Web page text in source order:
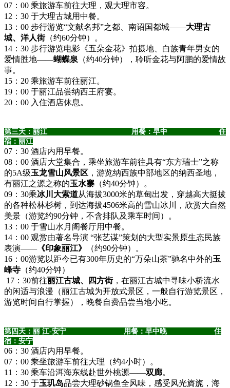
07：00 乘旅游车前往大理，观大理市容。
12：30 于大理古城用中餐。
13：00 步行游览“文献名邦”之都、南诏国都城——大理古
城、洋人街（约60分钟）。
14：30 步行游览电影《五朵金花》拍摄地、白族青年男女的
爱情胜地——蝴蝶泉 （约40分钟），聆听金花与阿鹏的爱情故
事。
15：20 乘旅游车前往丽江。
19：00 于丽江品尝纳西王府宴。
20：00 入住酒店休息。
第三天：丽江 用餐：早中 住
宿：丽江
07：30 酒店内用早餐。
08：00 酒店大堂集合，乘坐旅游车前往具有“东方瑞士”之称
的5A级玉龙雪山风景区 ，游览纳西族中部地区的纳西圣地，
有丽江之源之称的玉水寨 （约40分钟）。
09：30乘冰川大索道从海拔3000米的草甸出发，穿越高大挺拔
的各种松林杉树，到达海拔4506米高的雪山冰川，欣赏大自然
美景（游览约90分钟，不含排队及乘车时间）。
13：00 于雪山水月阁餐厅用中餐。
14：00 观赏由著名导演 “张艺谋”策划的大型实景原生态民族
表演—— 《印象丽江》
（约90分钟）。
16：00游览以距今已有300年历史的“万朵山茶”驰名中外的玉
峰寺 （约40分钟）
17：30前往丽江古城、四方街，在丽江古城中寻味小桥流水
的闲适与浪漫（丽江古城为开放式景区，一般自行游览景区，
游览时间自行掌握），晚餐自费品尝当地小吃。
第四天：丽 江-安宁 用餐：早中晚 住
宿：安宁
06：30 酒店内用早餐。
07：00 乘坐旅游车前往大理（约4小时）。
11：30 乘车沿洱海东线赴世外桃源——双廊。
12：30 于玉玑岛品尝大理砂锅鱼全风味，感受风光旖旎，海